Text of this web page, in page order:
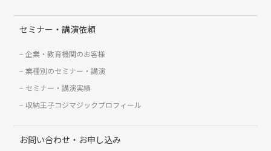
セミナー・講演依頼
企業・教育機関のお客様
業種別のセミナー・講演
セミナー・講演実績
収納王子コジマジックプロフィール
お問い合わせ・お申し込み